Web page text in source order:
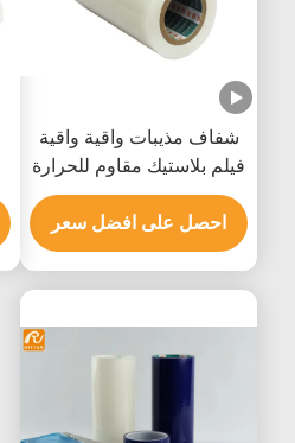
شفاف مذيبات واقية واقية
فيلم بلاستيك مقاوم للحرارة
احصل على افضل سعر